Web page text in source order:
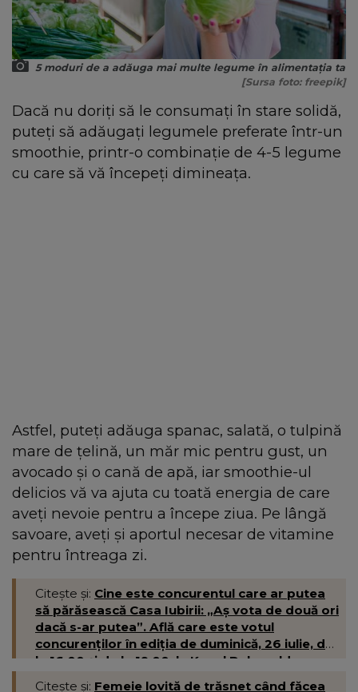
5 moduri de a adăuga mai multe legume în alimentația ta
[Sursa foto: freepik]
Dacă nu doriți să le consumați în stare solidă,
puteți să adăugați legumele preferate într-un
smoothie, printr-o combinație de 4-5 legume
cu care să vă începeți dimineața.
Astfel, puteți adăuga spanac, salată, o tulpină
mare de țelină, un măr mic pentru gust, un
avocado și o cană de apă, iar smoothie-ul
delicios vă va ajuta cu toată energia de care
aveți nevoie pentru a începe ziua. Pe lângă
savoare, aveți și aportul necesar de vitamine
pentru întreaga zi.
Citește și: Cine este concurentul care ar putea
să părăsească Casa Iubirii: „Aș vota de două ori
dacă s-ar putea”. Află care este votul
concurenților în ediția de duminică, 26 iulie, de
la 16:00 și de la 19:00, la Kanal D- kanald.ro
Citește și: Femeie lovită de trăsnet când făcea